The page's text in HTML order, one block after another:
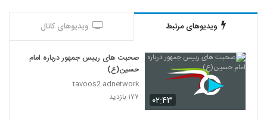
ویدیوهای مرتبط ویدیوهای کانال
۰۲:۴۳
صحبت های رییس جمهور درباره امام
حسین(ع)
tavoos2 adnetwork
۱۷۷ بازدید